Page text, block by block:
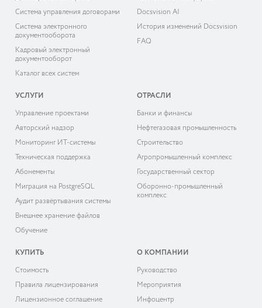
Система управления договорами
Система электронного
документооборота
Кадровый электронный
документооборот
Каталог всех систем
Docsvision AI
История изменений Docsvision
FAQ
УСЛУГИ
Управление проектами
Авторский надзор
Мониторинг ИТ-системы
Техническая поддержка
Абонементы
Миграция на PostgreSQL
Аудит развёртывания системы
Внешнее хранение файлов
Обучение
ОТРАСЛИ
Банки и финансы
Нефтегазовая промышленность
Строительство
Агропромышленный комплекс
Государственный сектор
Оборонно-промышленный
комплекс
КУПИТЬ
Cтоимость
Правила лицензирования
Лицензионное соглашение
О КОМПАНИИ
Руководство
Мероприятия
Инфоцентр